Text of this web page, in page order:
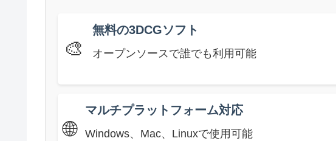
🎨
無料の3DCGソフト
オープンソースで誰でも利用可能
🌐
マルチプラットフォーム対応
Windows、Mac、Linuxで使用可能